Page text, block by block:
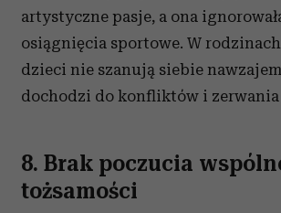
artystyczne pasje, a ona
osiągnięcia sportowe. W
dzieci nie szanują siebie
dochodzi do konfliktów i
8. Brak poczucia
tożsamości